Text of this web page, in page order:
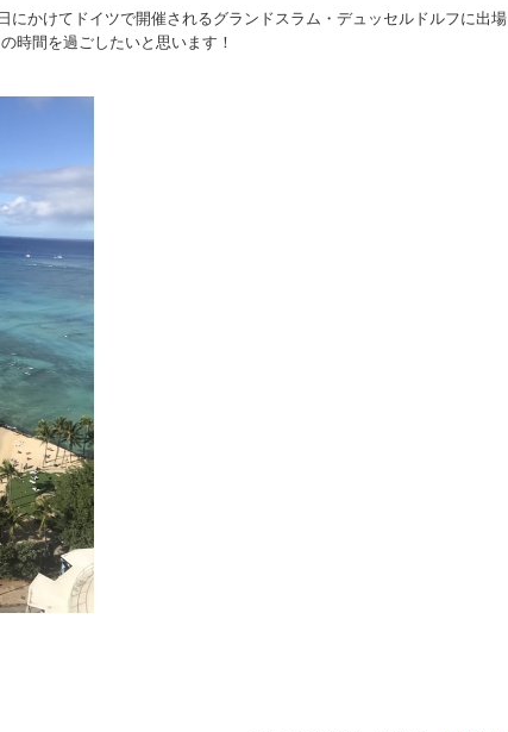
にかけてドイツで開催されるグランドスラム・デュッセルドルフに出場
時間を過ごしたいと思います！